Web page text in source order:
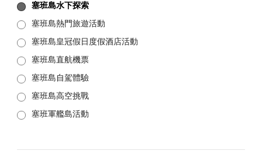
塞班島水下探索
塞班島熱門旅遊活動
塞班島皇冠假日度假酒店活動
塞班島直航機票
塞班島自駕體驗
塞班島高空挑戰
塞班軍艦島活動